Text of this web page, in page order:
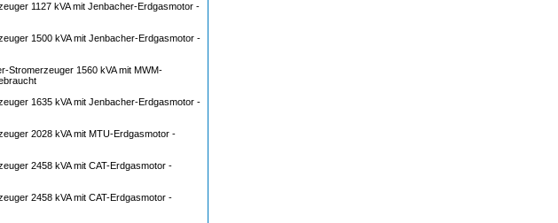
1127 kVA mit Jenbacher-Erdgasmotor -
1500 kVA mit Jenbacher-Erdgasmotor -
Stromerzeuger 1560 kVA mit MWM-
1635 kVA mit Jenbacher-Erdgasmotor -
2028 kVA mit MTU-Erdgasmotor -
2458 kVA mit CAT-Erdgasmotor -
2458 kVA mit CAT-Erdgasmotor -